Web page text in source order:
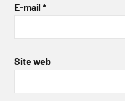
E-mail *
Site web